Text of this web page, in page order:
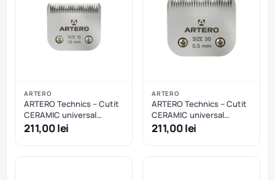
ARTERO
ARTERO Technics – Cutit
CERAMIC universal
masina tuns tip A5 nr.10 –
1,6mm
211,00 lei
ARTERO
ARTERO Technics – Cutit
CERAMIC universal
masina tuns tip A5 nr.30 –
0,5mm
211,00 lei